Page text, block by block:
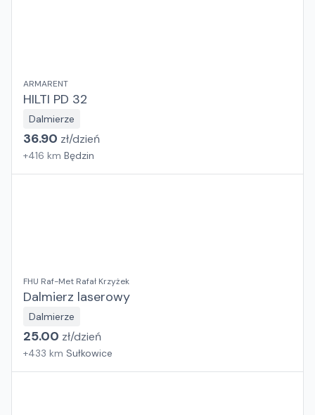
ARMARENT
HILTI PD 32
Dalmierze
36.90 zł/dzień
+416 km Będzin
FHU Raf-Met Rafał Krzyżek
Dalmierz laserowy
Dalmierze
25.00 zł/dzień
+433 km Sułkowice